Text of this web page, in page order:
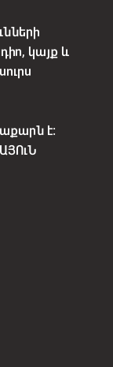
կայք և
է: